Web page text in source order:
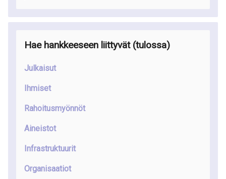
Hae hankkeeseen liittyvät (tulossa)
Julkaisut
Ihmiset
Rahoitusmyönnöt
Aineistot
Infrastruktuurit
Organisaatiot